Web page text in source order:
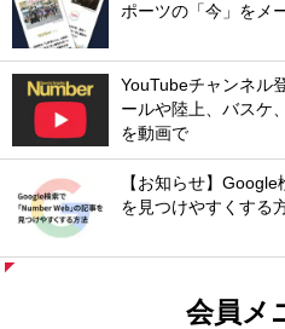
ポーツの「今」をメ
YouTubeチャンネル
ールや陸上、バスケ
を動画で
【お知らせ】
を見つけやすくする
会員メ